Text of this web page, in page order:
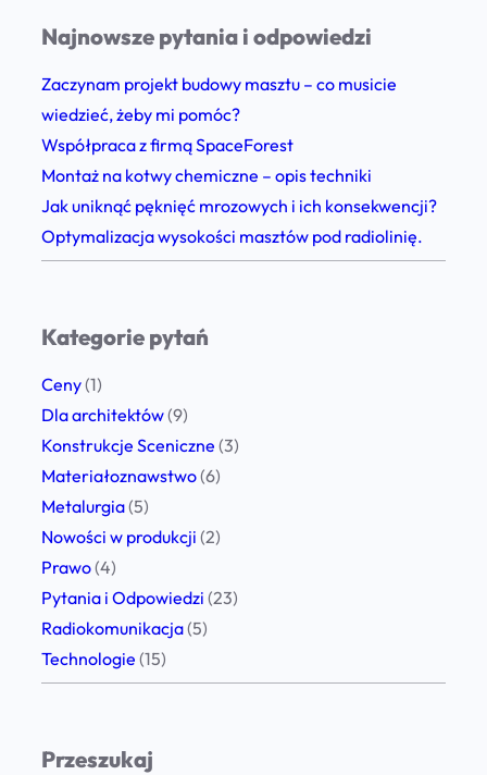
y
c
o
p
w
i
e
e
ć
Najnowsze pytania i odpowiedzi
Zaczynam projekt budowy masztu – co musicie
wiedzieć, żeby mi pomóc?
Współpraca z firmą SpaceForest
Montaż na kotwy chemiczne – opis techniki
Jak uniknąć pęknięć mrozowych i ich konsekwencji?
Optymalizacja wysokości masztów pod radiolinię.
Kategorie pytań
Ceny(1)
Dla architektów(9)
Konstrukcje Sceniczne (3)
Materiałoznawstwo(6)
Metalurgia(5)
Nowości w produkcji (2)
Prawo(4)
Pytania i Odpowiedzi (23)
Radiokomunikacja(5)
Technologie (15)
Przeszukaj